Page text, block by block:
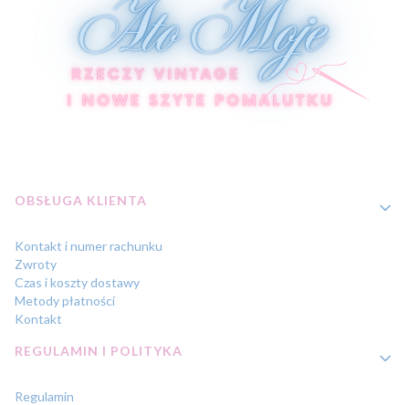
Linki w stopce
OBSŁUGA KLIENTA
Kontakt i numer rachunku
Zwroty
Czas i koszty dostawy
Metody płatności
Kontakt
REGULAMIN I POLITYKA
Regulamin